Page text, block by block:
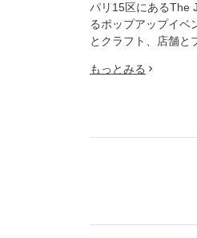
パリ15区にあるThe
るポップアップイベ
とクラフト、店舗と
もっとみる